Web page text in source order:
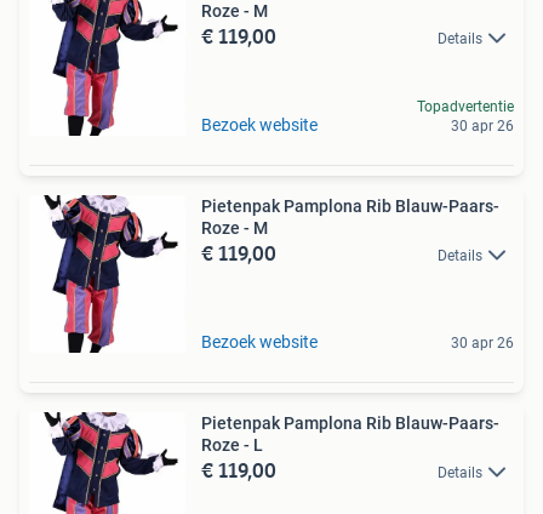
Roze - M
€ 119,00 Details
Bezoek website
Topadvertentie
30 apr 26
Pietenpak Pamplona Rib Blauw-Paars-
Roze - M
€ 119,00 Details
Bezoek website 30 apr 26
Pietenpak Pamplona Rib Blauw-Paars-
Roze - L
€ 119,00 Details